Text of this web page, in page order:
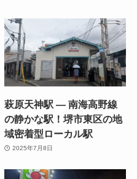
萩原天神駅 — 南海高野線
の静かな駅！堺市東区の地
域密着型ローカル駅
2025年7月8日